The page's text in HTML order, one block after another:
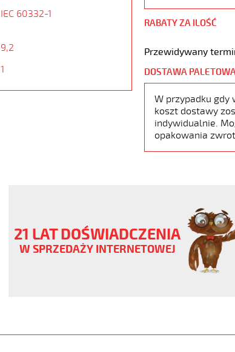
IEC 60332-1
9,2
1
RABATY ZA ILOŚĆ
Przewidywany
DOSTAWA
W przypadku gdy
koszt dostawy
indywidualnie.
opakowania
21 LAT DOŚWIADCZENIA
W SPRZEDAŻY INTERNETOWEJ